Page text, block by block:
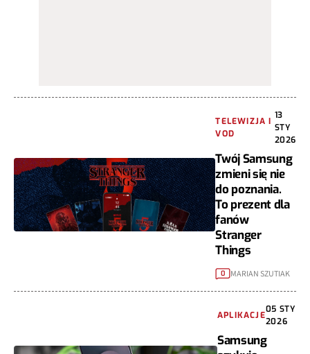
TELEWIZJA I
VOD
13
STY
2026
Twój Samsung
zmieni się nie
do poznania.
To prezent dla
fanów
Stranger
Things
0 MARIAN SZUTIAK
APLIKACJE
05 STY
2026
Samsung